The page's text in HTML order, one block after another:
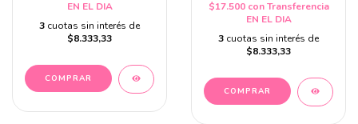
EN EL DIA
3 cuotas sin interés de
$8.333,33
$17.500 con Transferencia
EN EL DIA
3 cuotas sin interés de
$8.333,33